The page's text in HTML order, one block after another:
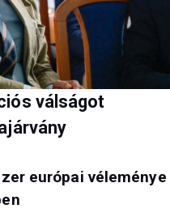
válságot
európai véleménye